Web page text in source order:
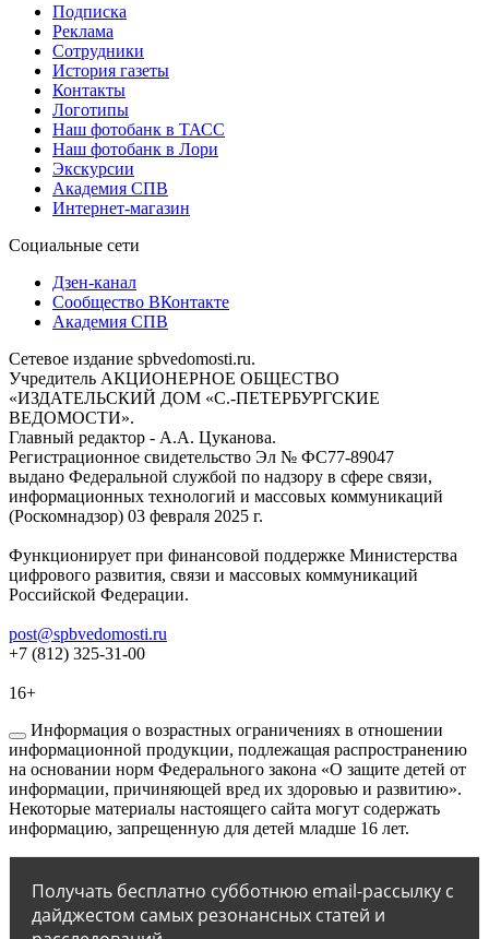
Подписка
Реклама
Сотрудники
История газеты
Контакты
Логотипы
Наш фотобанк в ТАСС
Наш фотобанк в Лори
Экскурсии
Академия СПВ
Интернет-магазин
Социальные сети
Дзен-канал
Сообщество ВКонтакте
Академия СПВ
Сетевое издание spbvedomosti.ru.
Учредитель АКЦИОНЕРНОЕ ОБЩЕСТВО
«ИЗДАТЕЛЬСКИЙ ДОМ «С.-ПЕТЕРБУРГСКИЕ
ВЕДОМОСТИ».
Главный редактор - А.А. Цуканова.
Регистрационное свидетельство Эл № ФС77-89047
выдано Федеральной службой по надзору в сфере связи,
информационных технологий и массовых коммуникаций
(Роскомнадзор) 03 февраля 2025 г.
Функционирует при финансовой поддержке Министерства
цифрового развития, связи и массовых коммуникаций
Российской Федерации.
post@spbvedomosti.ru
+7 (812) 325-31-00
16+
Информация о возрастных ограничениях в отношении
информационной продукции, подлежащая распространению
на основании норм Федерального закона «О защите детей от
информации, причиняющей вред их здоровью и развитию».
Некоторые материалы настоящего сайта могут содержать
информацию, запрещенную для детей младше 16 лет.
Получать бесплатно субботнюю email-рассылку с
дайджестом самых резонансных статей и